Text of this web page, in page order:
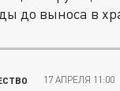
до выноса в
17 АПРЕЛЯ 11:00